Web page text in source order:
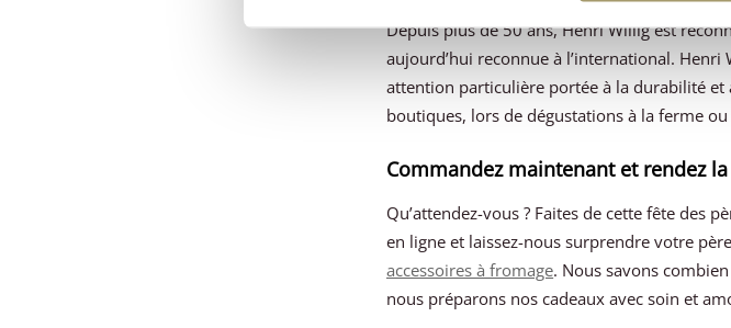
Depuis plus de 50 ans, Henri Willig est
aujourd’hui reconnue à l’international.
attention particulière portée à la durabilité et
boutiques, lors de dégustations à la ferme
Commandez maintenant et rendez
Qu’attendez-vous ? Faites de cette fête des
en ligne et laissez-nous surprendre votre
accessoires à fromage. Nous savons
nous préparons nos cadeaux avec soin et